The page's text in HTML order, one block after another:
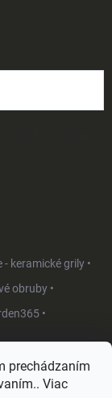
prechádzaním
Viac
keramické grily •
obruby •
•